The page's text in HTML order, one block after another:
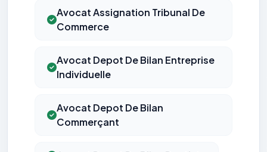
Avocat Assignation Tribunal De
Commerce
Avocat Depot De Bilan Entreprise
Individuelle
Avocat Depot De Bilan
Commerçant